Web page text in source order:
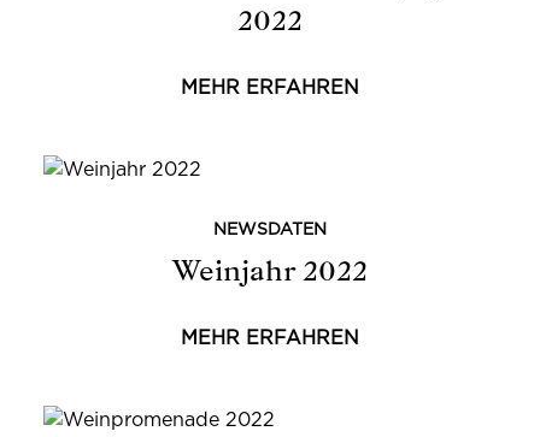
2022
MEHR ERFAHREN
NEWSDATEN
Weinjahr 2022
MEHR ERFAHREN